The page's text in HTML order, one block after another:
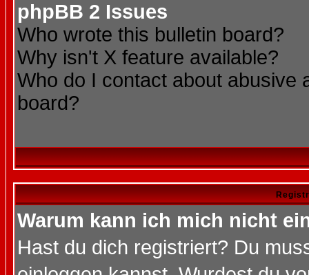
phpBB 2 Issues
Who wrote this bulletin board?
Why isn't X feature available?
Who do I contact about abusive
board?
Warum kann ich mich nicht
Hast du dich registriert? Du